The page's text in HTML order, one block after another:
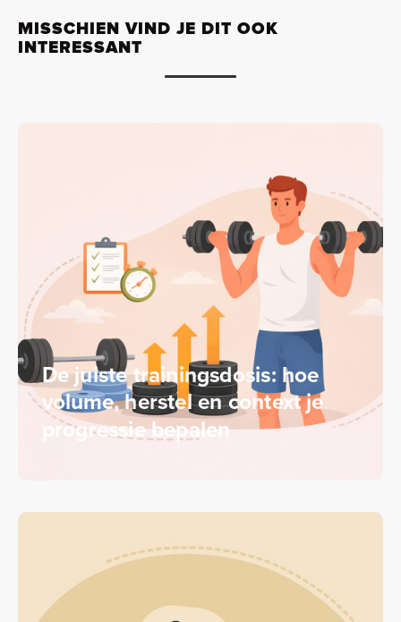
MISSCHIEN VIND JE DIT OOK
INTERESSANT
De juiste trainingsdosis: hoe
volume, herstel en context je
progressie bepalen